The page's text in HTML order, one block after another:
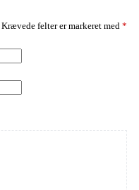
Krævede felter er markeret med *